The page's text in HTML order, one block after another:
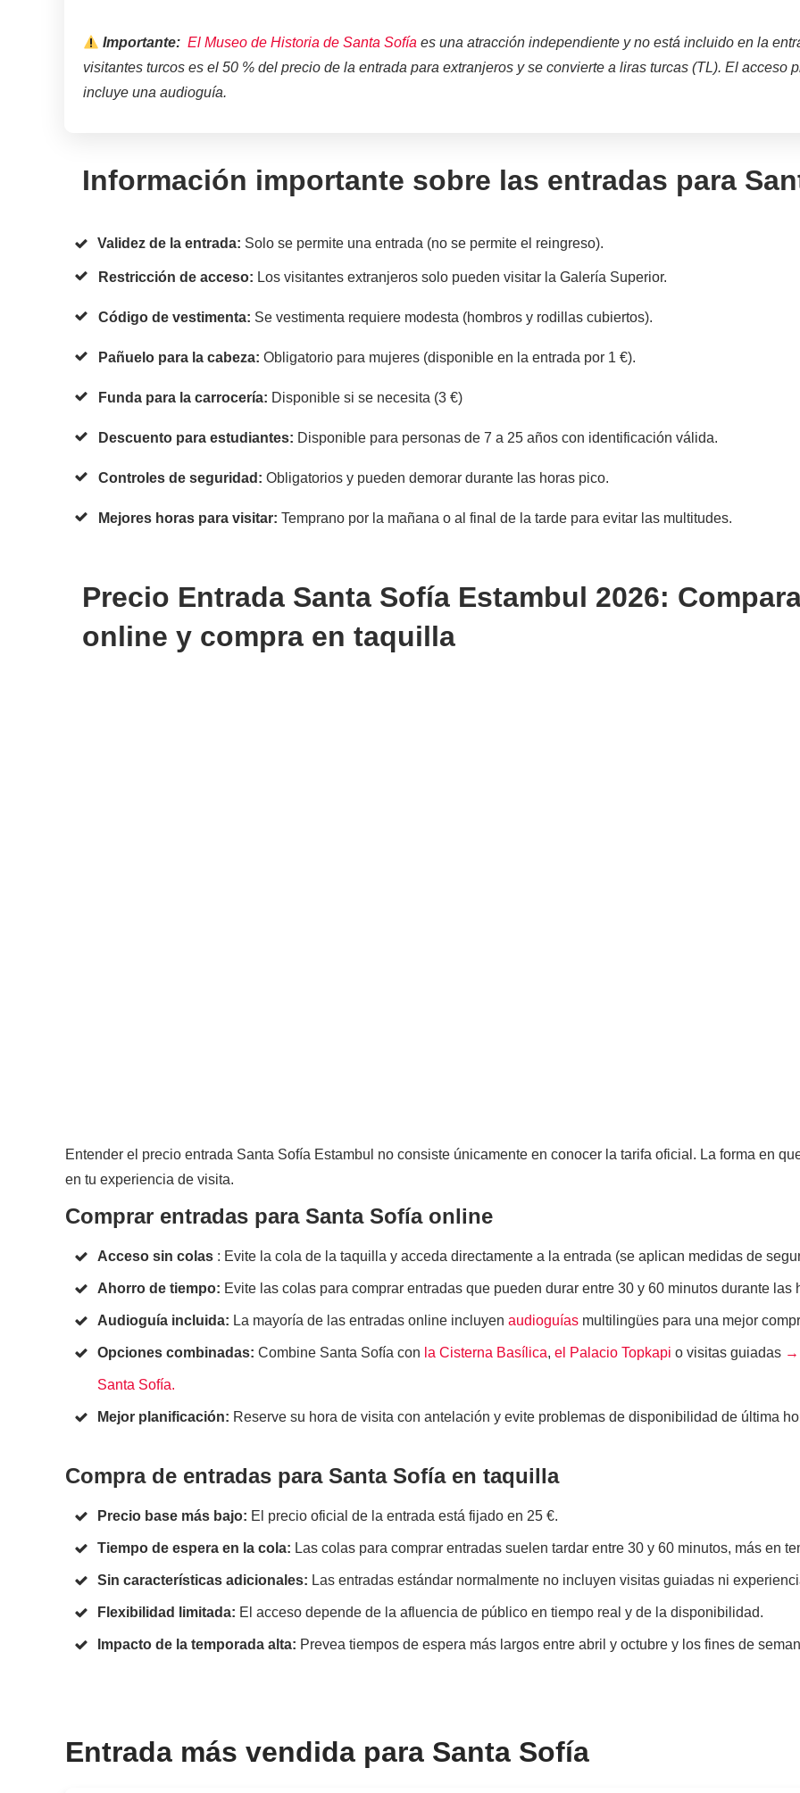
Importante:El Museo de Historia de Santa Sofía es una atracción independiente y no está incluido en la
visitantes turcos es el 50 % del precio de la entrada para extranjeros y se convierte a liras turcas (TL). El
incluye una audioguía.
Información importante sobre las entradas para
Validez de la entrada: Solo se permite una entrada (no se permite el reingreso).
Restricción de acceso: Los visitantes extranjeros solo pueden visitar la Galería Superior.
Código de vestimenta: Se vestimenta requiere modesta (hombros y rodillas cubiertos).
Pañuelo para la cabeza: Obligatorio para mujeres (disponible en la entrada por 1 €).
Funda para la carrocería: Disponible si se necesita (3 €)
Descuento para estudiantes: Disponible para personas de 7 a 25 años con identificación válida.
Controles de seguridad: Obligatorios y pueden demorar durante las horas pico.
Mejores horas para visitar: Temprano por la mañana o al final de la tarde para evitar las multitudes.
Precio Entrada Santa Sofía Estambul 2026:
online y compra en taquilla
Entender el precio entrada Santa Sofía Estambul no consiste únicamente en conocer la tarifa oficial. La forma en
en tu experiencia de visita.
Comprar entradas para Santa Sofía online
Acceso sin colas : Evite la cola de la taquilla y acceda directamente a la entrada (se aplican medidas de
Ahorro de tiempo: Evite las colas para comprar entradas que pueden durar entre 30 y 60 minutos durante las
Audioguía incluida: La mayoría de las entradas online incluyen audioguías multilingües para una mejor
Opciones combinadas: Combine Santa Sofía con la Cisterna Basílica, el Palacio Topkapi o visitas guiadas →
Santa Sofía.
Mejor planificación: Reserve su hora de visita con antelación y evite problemas de disponibilidad de última
Compra de entradas para Santa Sofía en taquilla
Precio base más bajo: El precio oficial de la entrada está fijado en 25 €.
Tiempo de espera en la cola: Las colas para comprar entradas suelen tardar entre 30 y 60 minutos, más en
Sin características adicionales: Las entradas estándar normalmente no incluyen visitas guiadas ni
Flexibilidad limitada: El acceso depende de la afluencia de público en tiempo real y de la disponibilidad.
Impacto de la temporada alta: Prevea tiempos de espera más largos entre abril y octubre y los fines de
Entrada más vendida para Santa Sofía